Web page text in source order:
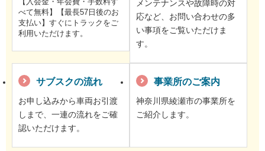
べて無料】【最長57日後のお
支払い】すぐにトラックをご
利用いただけます。
メンテナンスや故障時の対
応など、お問い合わせの多
い事項をご覧いただけま
す。
サブスクの流れ
お申し込みから車両お引渡
しまで、一連の流れをご確
認いただけます。
事業所のご案内
神奈川県綾瀬市の事業所を
ご紹介します。